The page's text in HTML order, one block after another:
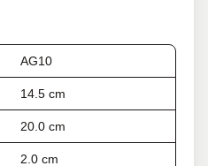
AG10
14.5 cm
20.0 cm
2.0 cm